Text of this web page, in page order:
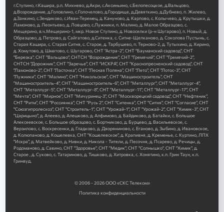
г.Ступино, г.Кашира, р.п. Михнево, д.Акри, с.Аксиньино, с.Белопесоцкое, д.Вальцово,
д.Возрождение, д.Головлино, с.Голочелово, д.Городище, д.Девяткино, д.Дубнево, п. Жилево,
д.Занкино, с.Зендиково, с.Иван-Теремец, д. Кануново, д. Карпово, с. Колычево, д. Крутышки, д.
Ламоново, д. Леонтьево, д. Ловцово, с.Лужники, п. Малино, д. Малое Образцово, с.
Мещерино, в.ч.Мещерино-1, мкр. Новое Ступино, д. Новоселки (р-н Шугарово), п. Новый, д.
Образцово, д. Петрово, д. Сайгатово, д.Ситенка, с. Ситне-Щелканово, д. Соколова Пустынь, с.
Старая Кашира, с. Старая Ситня, с. Старое, д. Тарбушево, п. Терново-2, д. Тутыхино, д. Хирино,
д. Хомутово, д. Шматово, с. Шугарово, СНТ "Астра-2", СНТ "Бауманский садовод", СНТ
"Березка", СНТ "Вальцово", СНТСН "Возрождение", СНТ "Гремячий", СНТ "Гремячий-2",
СНТСН "Дорожник", СНТ "Заречье", СНТ "ИСКРА", СНТ "Краснопресненский садовод", СНТ
"Ламоново-2", СНТ "Ласточка", СНТ "Лесная Поляна", СНТ "Лето", СНТ "Лотос-3", СНТ
"Лужники", СНТ "Малино", СНТ "Никольское", СНТ "Машиностроитель", СНТ
"Машиностроитель-4", СНТ "Машиностроитель-6", СНТ "Металлург", СНТ "Металлург-4",
СНТ "Металлург-5", СНТ "Металлург-8", СНТ "Металлург-11", СНТ "Металлург-17", СНТ
"Мечта", СНТ "Мирное", СНТ "Мичуринец-3", СНТ "Москворецкий садовод", СНТ "Нефтяник",
СНТ "Ритм", СНТ "Россиянка", СНТ "Русь 2", СНТ "Ситенка", СНТ "Ситня", СНТ "Согласие", СНТ
"Союзгипролесхоз", СНТ "Строитель-1", СНТ "Урожай-1", СНТ "Урожай-2", СНТ "Химик-3", СНТ
"Царицыно", д. Алеево, д. Алешково, д. Алфимово, д. Байдиково, д. Батайки, с. Большое
Алексеевское, с. Большое образцово, с. Бортниково, д. Бурцево, д. Васильевское, с.
Верзилово, с. Воскресенки, д. Гладково, д. Дворяниново, с. Еганово, д. Зыбино, д. Ивановское,
д. Колюпаново, д. Кошелевка, СНТ "Кошелевское", д. Крапивня, д. Кременье, с. Куртино, ЛПХ
"Искра", д. Матвейково, д. Нивки, д. Никола - Тители, д. Песочня, д. Псарево, д. Речицы, д.
Родоманово, д. Савино, СНТ "Здоровье", СНТ "Медик", СНТ "Солнышко", СНТ "Химик", д.
Старое , д. Суково, с. Татариново, д. Тишково, д. Хитровка, с. Хонятино, к.п. Грин Таун, к.п.
Гринвуд.
© 2006 - 2026 ООО «СКС Телеком»
Политика конфиденциальности